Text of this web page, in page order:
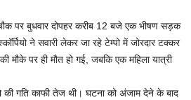
पर बुधवार दोपहर करीब 12 बजे एक भीषण सड़क
ने सवारी लेकर जा रहे टेम्पो में जोरदार टक्कर
मौके पर ही मौत हो गई, जबकि एक महिला यात्री
की गति काफी तेज थी। घटना को अंजाम देने के बाद